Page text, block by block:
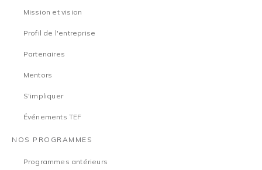
Mission et vision
Profil de l'entreprise
Partenaires
Mentors
S'impliquer
Événements TEF
NOS PROGRAMMES
Programmes antérieurs